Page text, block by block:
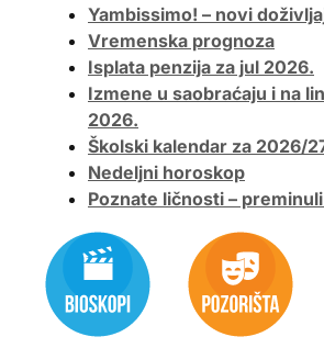
Yambissimo! – novi
Vremenska prognoza
Isplata penzija za jul 2026.
Izmene u saobraćaju i na
2026.
Školski kalendar za 2026/
Nedeljni horoskop
Poznate ličnosti –